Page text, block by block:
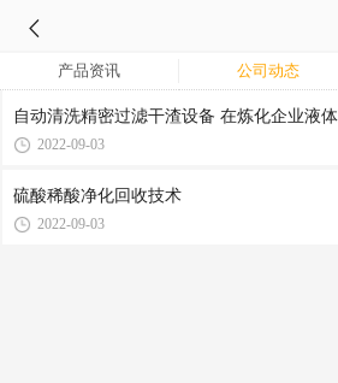
产品资讯 公司动态
自动清洗精密过滤干渣设备 在炼化企业液
2022-09-03
硫酸稀酸净化回收技术
2022-09-03